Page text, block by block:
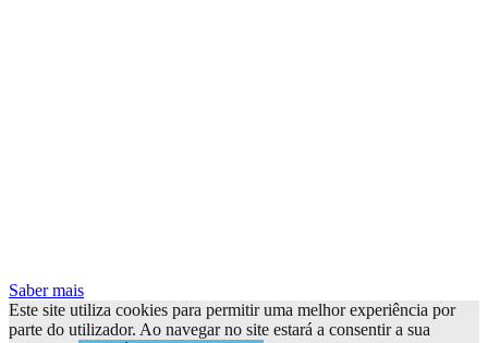
Saber mais
Este site utiliza cookies para permitir uma melhor experiência por
parte do utilizador. Ao navegar no site estará a consentir a sua